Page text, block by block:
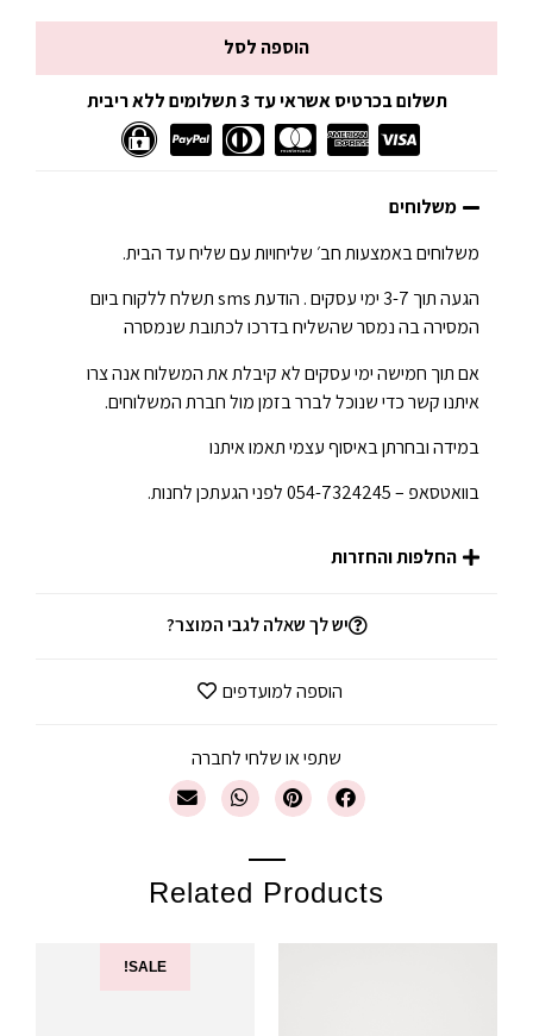
הוספה לסל
תשלום בכרטיס אשראי עד 3 תשלומים ללא ריבית
משלוחים
משלוחים באמצעות חב׳ שליחויות עם שליח עד הבית.
הגעה תוך 3-7 ימי עסקים . הודעת sms תשלח ללקוח ביום
המסירה בה נמסר שהשליח בדרכו לכתובת שנמסרה
אם תוך חמישה ימי עסקים לא קיבלת את המשלוח אנה צרו
איתנו קשר כדי שנוכל לברר בזמן מול חברת המשלוחים.
במידה ובחרתן באיסוף עצמי תאמו איתנו
בוואטסאפ – 054-7324245 לפני הגעתכן לחנות.
החלפות והחזרות
יש לך שאלה לגבי המוצר?
הוספה למועדפים
שתפי או שלחי לחברה
Related Products
SALE!